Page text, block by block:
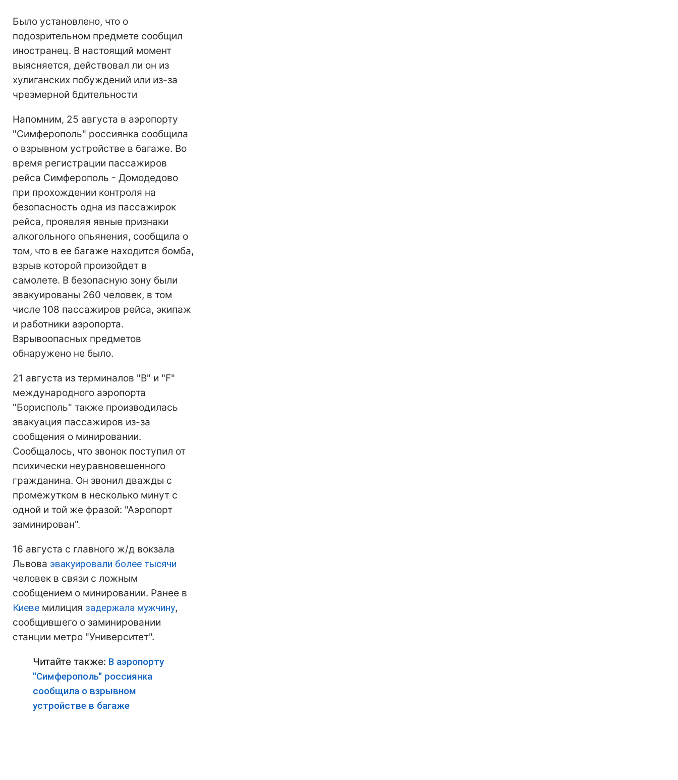
Было установлено, что о
подозрительном предмете сообщил
иностранец. В настоящий момент
выясняется, действовал ли он из
хулиганских побуждений или из-за
чрезмерной бдительности
Напомним, 25 августа в аэропорту
"Симферополь" россиянка сообщила
о взрывном устройстве в багаже. Во
время регистрации пассажиров
рейса Симферополь - Домодедово
при прохождении контроля на
безопасность одна из пассажирок
рейса, проявляя явные признаки
алкогольного опьянения, сообщила о
том, что в ее багаже ​​находится бомба,
взрыв которой произойдет в
самолете. В безопасную зону были
эвакуированы 260 человек, в том
числе 108 пассажиров рейса, экипаж
и работники аэропорта.
Взрывоопасных предметов
обнаружено не было.
21 августа из терминалов "B" и "F"
международного аэропорта
"Борисполь" также производилась
эвакуация пассажиров из-за
сообщения о минировании.
Сообщалось, что звонок поступил от
психически неуравновешенного
гражданина. Он звонил дважды с
промежутком в несколько минут с
одной и той же фразой: "Аэропорт
заминирован".
16 августа с главного ж/д вокзала
Львова эвакуировали более тысячи
человек в связи с ложным
сообщением о минировании. Ранее в
Киеве милиция задержала мужчину,
сообщившего о заминировании
станции метро "Университет".
Читайте также: В аэропорту
"Симферополь" россиянка
сообщила о взрывном
устройстве в багаже